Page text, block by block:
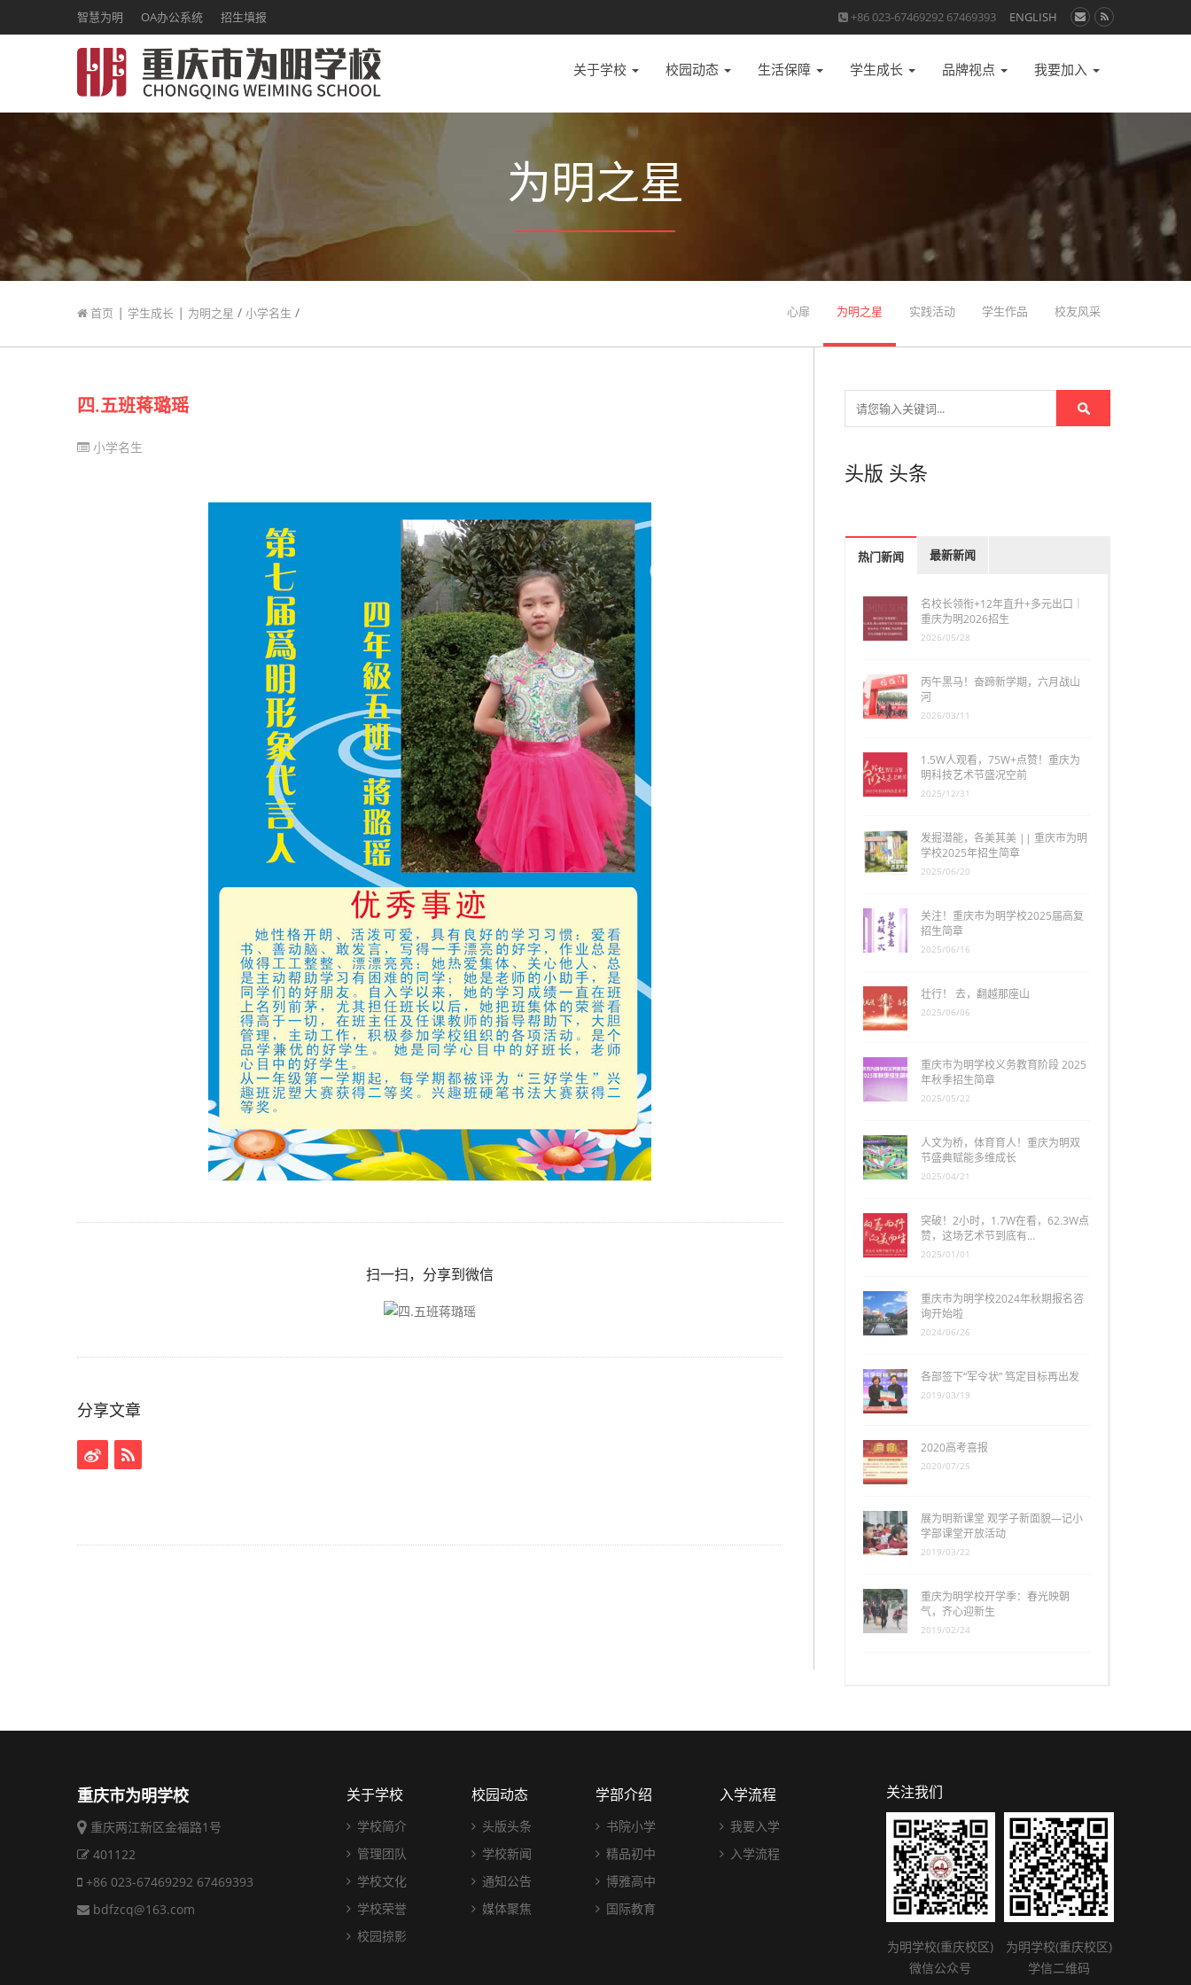
智慧为明 OA办公系统 招生填报 +86 023-67469292 67469393 ENGLISH
关于学校 校园动态 生活保障 学生成长 品牌视点 我要加入
为明之星
首页 | 学生成长 | 为明之星 / 小学名生 / 心扉 为明之星 实践活动 学生作品 校友风采
四.五班蒋璐瑶
小学名生
扫一扫，分享到微信
分享文章
头版 头条
热门新闻 最新新闻
名校长领衔+12年直升+多元出口｜
重庆为明2026招生
2026/05/28
丙午黑马！奋蹄新学期，六月战山
河
2026/03/11
1.5W人观看，75W+点赞！重庆为
明科技艺术节盛况空前
2025/12/31
发掘潜能，各美其美 || 重庆市为明
学校2025年招生简章
2025/06/20
关注！重庆市为明学校2025届高复
招生简章
2025/06/16
壮行！ 去，翻越那座山
2025/06/06
重庆市为明学校义务教育阶段 2025
年秋季招生简章
2025/05/22
人文为桥，体育育人！重庆为明双
节盛典赋能多维成长
2025/04/21
突破！2小时，1.7W在看，62.3W点
赞，这场艺术节到底有…
2025/01/01
重庆市为明学校2024年秋期报名咨
询开始啦
2024/06/26
各部签下“军令状” 笃定目标再出发
2019/03/19
2020高考喜报
2020/07/25
展为明新课堂 观学子新面貌—记小
学部课堂开放活动
2019/03/22
重庆为明学校开学季：春光映朝
气，齐心迎新生
2019/02/24
重庆市为明学校
重庆两江新区金福路1号
401122
+86 023-67469292 67469393
bdfzcq@163.com
关于学校
学校简介
管理团队
学校文化
学校荣誉
校园掠影
校园动态
头版头条
学校新闻
通知公告
媒体聚焦
学部介绍
书院小学
精品初中
博雅高中
国际教育
入学流程
我要入学
入学流程
关注我们
为明学校(重庆校区)
微信公众号
为明学校(重庆校区)
学信二维码